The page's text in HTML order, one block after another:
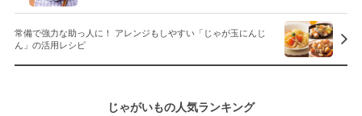
常備で強力な助っ人に！ アレンジもしやすい「じゃが玉にんじ
ん」の活用レシピ
じゃがいもの人気ランキング